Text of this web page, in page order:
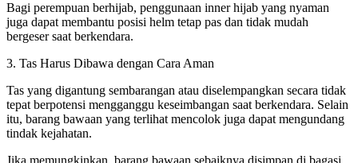
Bagi perempuan berhijab, penggunaan inner hijab yang nyaman
juga dapat membantu posisi helm tetap pas dan tidak mudah
bergeser saat berkendara.
3. Tas Harus Dibawa dengan Cara Aman
Tas yang digantung sembarangan atau diselempangkan secara tidak
tepat berpotensi mengganggu keseimbangan saat berkendara. Selain
itu, barang bawaan yang terlihat mencolok juga dapat mengundang
tindak kejahatan.